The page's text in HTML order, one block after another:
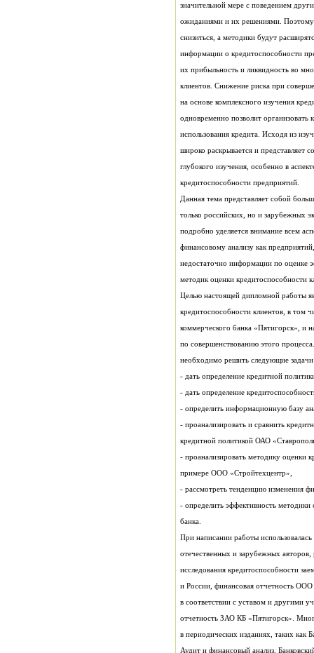
кредитоспособности предприятий.
методик оценки кредитоспособности
необходимо решить следующие
- дать определение кредитной
- дать определение
- определить информационную базу
кредитной политикой ОАО
примере ООО «Стройтехцентр»,
- рассмотреть тенденцию изменения
банка.